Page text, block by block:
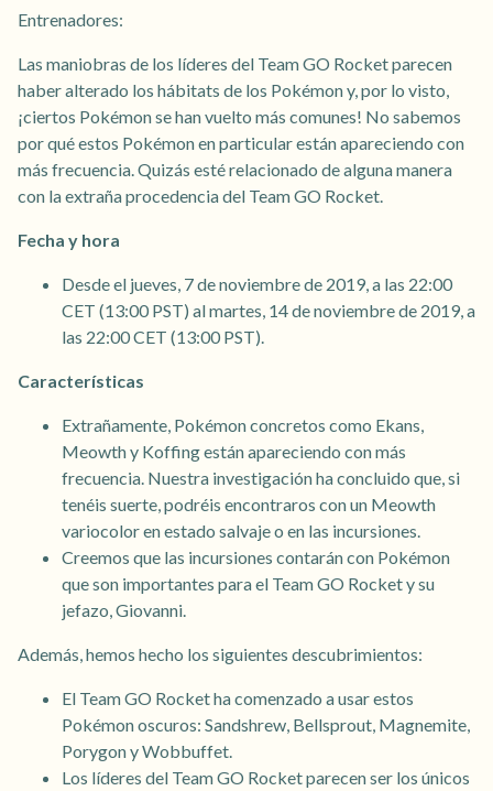
Entrenadores:
Las maniobras de los líderes del Team GO Rocket parecen
haber alterado los hábitats de los Pokémon y, por lo visto,
¡ciertos Pokémon se han vuelto más comunes! No sabemos
por qué estos Pokémon en particular están apareciendo con
más frecuencia. Quizás esté relacionado de alguna manera
con la extraña procedencia del Team GO Rocket.
Fecha y hora
Desde el jueves, 7 de noviembre de 2019, a las 22:00
CET (13:00 PST) al martes, 14 de noviembre de 2019, a
las 22:00 CET (13:00 PST).
Características
Extrañamente, Pokémon concretos como Ekans,
Meowth y Koffing están apareciendo con más
frecuencia. Nuestra investigación ha concluido que, si
tenéis suerte, podréis encontraros con un Meowth
variocolor en estado salvaje o en las incursiones.
Creemos que las incursiones contarán con Pokémon
que son importantes para el Team GO Rocket y su
jefazo, Giovanni.
Además, hemos hecho los siguientes descubrimientos:
El Team GO Rocket ha comenzado a usar estos
Pokémon oscuros: Sandshrew, Bellsprout, Magnemite,
Porygon y Wobbuffet.
Los líderes del Team GO Rocket parecen ser los únicos